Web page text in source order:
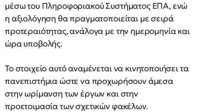
μέσω του Πληροφοριακού Συστήματος ΕΠΑ, ενώ
η αξιολόγηση θα πραγματοποιείται με σειρά
προτεραιότητας, ανάλογα με την ημερομηνία και
ώρα υποβολής.
Το στοιχείο αυτό αναμένεται να κινητοποιήσει τα
πανεπιστήμια ώστε να προχωρήσουν άμεσα
στην ωρίμανση των έργων και στην
προετοιμασία των σχετικών φακέλων.